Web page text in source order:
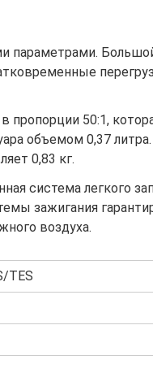
параметрами.
пропорции 50:1,
объемом 0,37
0,83 кг.
система легкого
зажигания
воздуха.
TES